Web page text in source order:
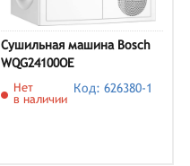
Сушильная машина Bosch
WQG24100OE
Нет
в наличии
Код: 626380-1